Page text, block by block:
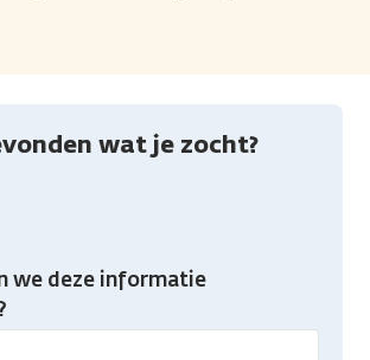
wat je zocht?
we deze informatie